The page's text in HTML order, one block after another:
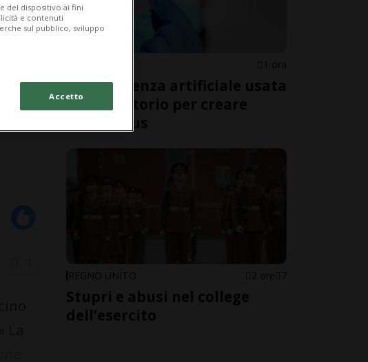
1 ora
L'intelligenza artificiale usata
in laboratorio per creare
nuovi virus
REGNO UNITO 2 ore 7
Stupri e abusi nel college
dell’esercito
del dispositivo ai fini
e contenuti
sul pubblico, sviluppo
Accetto